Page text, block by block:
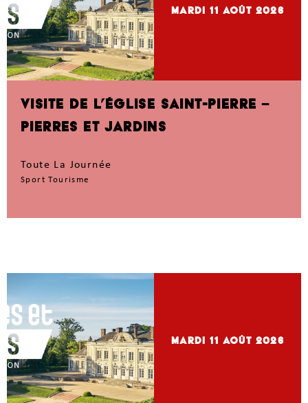
mardi 11 Août 2026
VISITE DE L’ÉGLISE SAINT-PIERRE –
PIERRES ET JARDINS
Toute La Journée
Sport Tourisme
mardi 11 Août 2026